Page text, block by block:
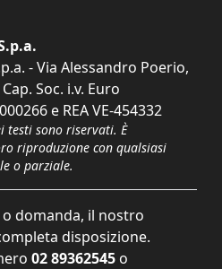
- Via Alessandro Poerio,
Soc. i.v. Euro
e REA VE-454332
sono riservati. È
riproduzione con qualsiasi
o parziale.
domanda, il nostro
disposizione.
02 89362545 o